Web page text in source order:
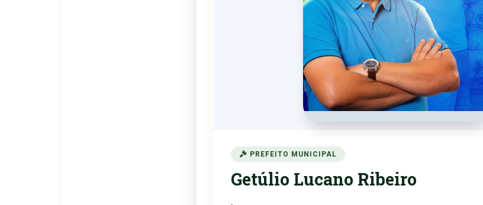
PREFEITO MUNICIPAL
Getúlio Lucano Ribeiro